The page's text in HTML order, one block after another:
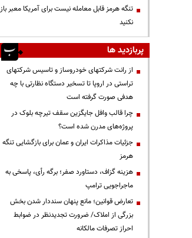
تنگه هرمز قابل معامله نیست برای آمریکا معبر باز
نکنید
پربازدید ها
از رانت‌ شرکتهای خودروساز و تاسیس شرکتهای
تراستی در اروپا تا تسخیر دستگاه نظارتی با چه
هدفی صورت گرفته است
چرا قالب وافل جایگزین سقف تیرچه بلوک در
پروژه‌های مدرن شده است؟
جزئیات مذاکرات ایران و عمان برای بازگشایی تنگه
هرمز
هزینه گزاف، دستاورد صفر؛ برگه رأی، پاسخی به
ماجراجویی ترامپ
تعارض قوانین؛ مانع پنهان سنددار شدن بخش
بزرگی از املاک/ ضرورت تجدیدنظر در ضوابط
احراز تصرفات مالکانه